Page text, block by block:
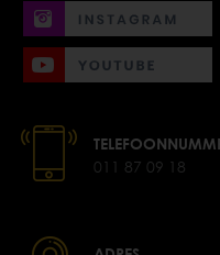
011 87 09 18